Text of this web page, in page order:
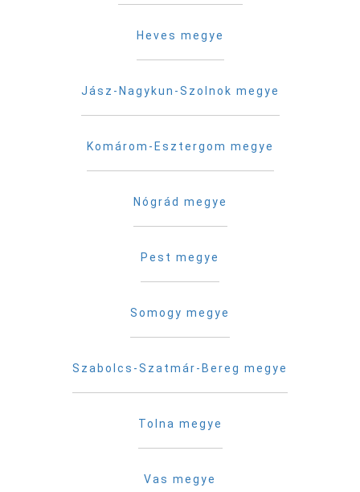
Heves megye
Jász-Nagykun-Szolnok megye
Komárom-Esztergom megye
Nógrád megye
Pest megye
Somogy megye
Szabolcs-Szatmár-Bereg megye
Tolna megye
Vas megye